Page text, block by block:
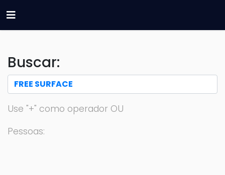
Buscar:
Use "+" como operador OU
Pessoas: